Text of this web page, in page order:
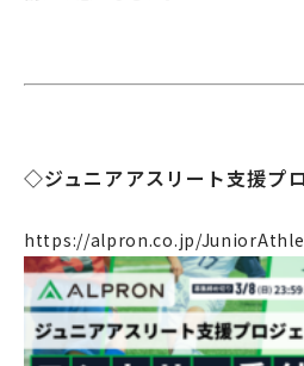
企業情報
事業案
製造・工
社会課題への取
◇ジュニアアスリート支援プ
https://alpron.co.jp/